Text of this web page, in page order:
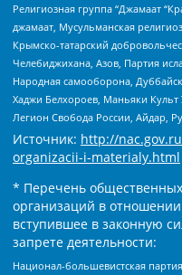
Религиозная группа “Джамаат
джамаат, Мусульманская
Крымско-татарский
Челебиджихана, Азов, Партия
Народная самооборона,
Хаджи Белхороев, Маньяки
Легион Свобода России, Айдар,
Источник: http://
organizacii-i-materialy.html
* Перечень
организаций в
вступившее в законную
запрете деятельности:
Национал-большевистская